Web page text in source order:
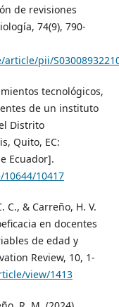
de revisiones
74(9), 790-
pii/
tecnológicos,
de un instituto
Distrito
Quito, EC:
Ecuador].
10417
C., & Carreño, H. V.
en docentes
de edad y
Review, 10, 1-
view/1413